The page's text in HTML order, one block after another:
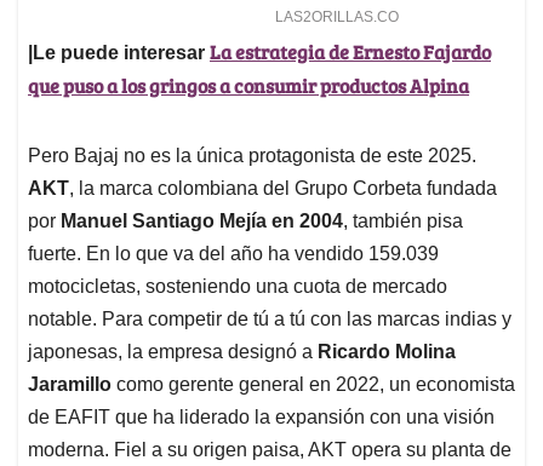
|Le puede interesar La estrategia de Ernesto Fajardo
que puso a los gringos a consumir productos Alpina
Pero Bajaj no es la única protagonista de este 2025.
AKT, la marca colombiana del Grupo Corbeta fundada
por Manuel Santiago Mejía en 2004, también pisa
fuerte. En lo que va del año ha vendido 159.039
motocicletas, sosteniendo una cuota de mercado
notable. Para competir de tú a tú con las marcas indias y
japonesas, la empresa designó a Ricardo Molina
Jaramillo como gerente general en 2022, un economista
de EAFIT que ha liderado la expansión con una visión
moderna. Fiel a su origen paisa, AKT opera su planta de